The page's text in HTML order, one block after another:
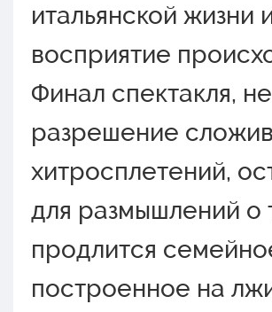
итальянской жизни
восприятие
Финал спектакля,
разрешение
хитросплетений,
для размышлений о
продлится
построенное на